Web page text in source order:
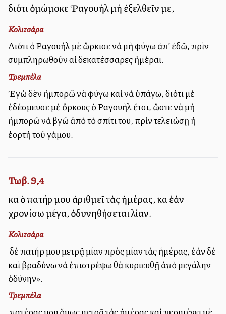
διότι ὀμώμοκε Ῥαγουὴλ μὴ ἐξελθεῖν με,
Κολιτσάρα
Διότι ὁ Ραγουὴλ μὲ ὥρκισε νὰ μὴ φύγω ἀπ’ ἐδῶ, πρὶν
συμπληρωθοῦν αἱ δεκατέσσαρες ἡμέραι.
Τρεμπέλα
Ἐγὼ δὲν ἠμπορῶ νὰ φύγω καὶ νὰ ὑπάγω, διότι μὲ
ἐδέσμευσε μὲ ὅρκους ὁ Ραγουὴλ ἔτσι, ὥστε νὰ μὴ
ἠμπορῶ νὰ βγῶ ἀπὸ τὸ σπίτι του, πρὶν τελειώσῃ ἡ
ἑορτὴ τοῦ γάμου.
Τωβ. 9,4
καὶ ὁ πατήρ μου ἀριθμεῖ τὰς ἡμέρας, καὶ ἐὰν
χρονίσω μέγα, ὀδυνηθήσεται λίαν.
Κολιτσάρα
Ὁ δὲ πατήρ μου μετρᾷ μίαν πρὸς μίαν τὰς ἡμέρας, ἐὰν δὲ
καὶ βραδύνω νὰ ἐπιστρέψω θὰ κυριευθῇ ἀπὸ μεγάλην
ὀδύνην».
Τρεμπέλα